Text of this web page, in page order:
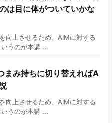
は目に体がついていかな
向上させるため、AIMに対する
うのが本講 ...
まみ持ちに切り替えればA
向上させるため、AIMに対する
うのが本講 ...